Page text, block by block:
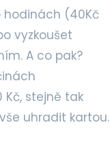
hodinách (40Kč
vyzkoušet
A co pak?
Kč, stejně tak
uhradit kartou.